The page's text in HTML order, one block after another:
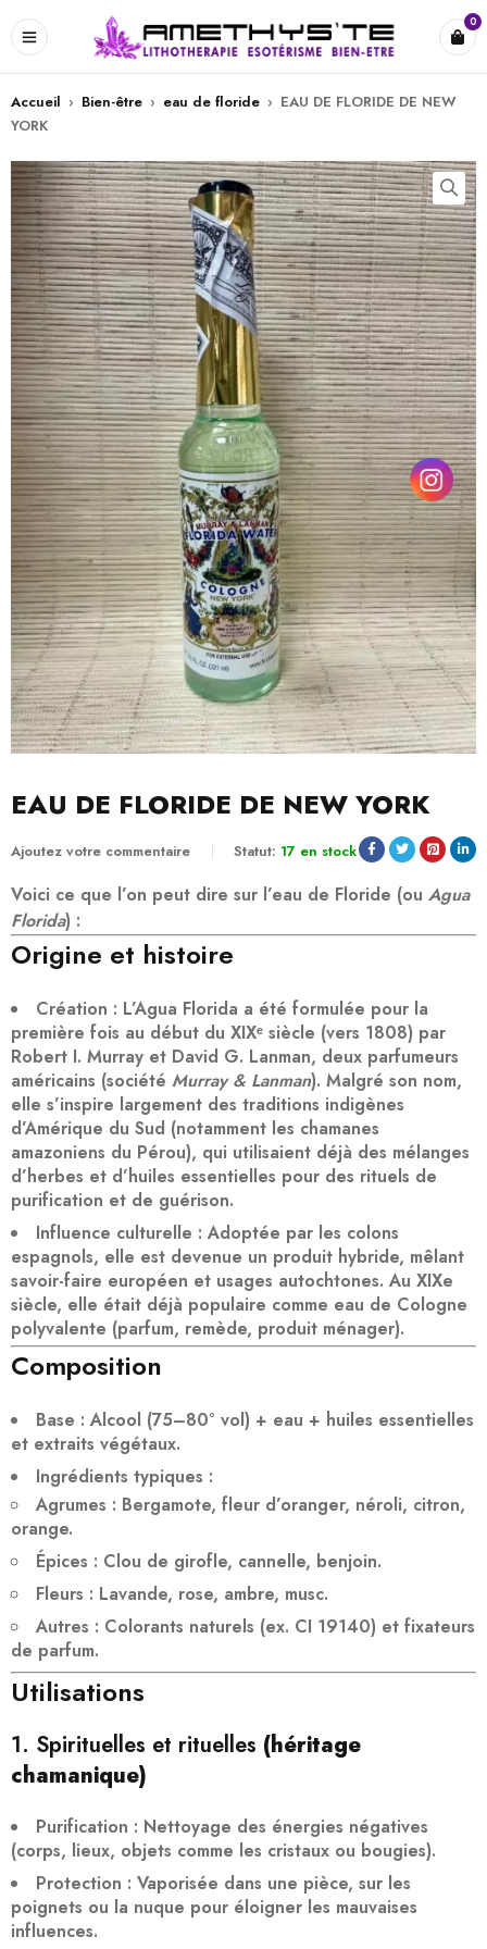
0
Accueil › Bien-être › eau de floride › EAU DE FLORIDE DE NEW
YORK
EAU DE FLORIDE DE NEW YORK
Ajoutez votre commentaire Statut: 17 en stock
Voici ce que l’on peut dire sur l’eau de Floride (ou Agua
Florida) :
Origine et histoire
Création : L’Agua Florida a été formulée pour la
première fois au début du XIXᵉ siècle (vers 1808) par
Robert I. Murray et David G. Lanman, deux parfumeurs
américains (société Murray & Lanman). Malgré son nom,
elle s’inspire largement des traditions indigènes
d’Amérique du Sud (notamment les chamanes
amazoniens du Pérou), qui utilisaient déjà des mélanges
d’herbes et d’huiles essentielles pour des rituels de
purification et de guérison.
Influence culturelle : Adoptée par les colons
espagnols, elle est devenue un produit hybride, mêlant
savoir-faire européen et usages autochtones. Au XIXe
siècle, elle était déjà populaire comme eau de Cologne
polyvalente (parfum, remède, produit ménager).
Composition
Base : Alcool (75–80° vol) + eau + huiles essentielles
et extraits végétaux.
Ingrédients typiques :
Agrumes : Bergamote, fleur d’oranger, néroli, citron,
orange.
Épices : Clou de girofle, cannelle, benjoin.
Fleurs : Lavande, rose, ambre, musc.
Autres : Colorants naturels (ex. CI 19140) et fixateurs
de parfum.
Utilisations
1. Spirituelles et rituelles (héritage
chamanique)
Purification : Nettoyage des énergies négatives
(corps, lieux, objets comme les cristaux ou bougies).
Protection : Vaporisée dans une pièce, sur les
poignets ou la nuque pour éloigner les mauvaises
influences.